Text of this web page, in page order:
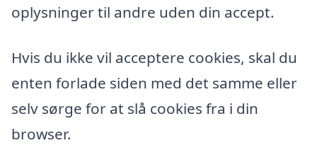
oplysninger til andre uden din accept.
Hvis du ikke vil acceptere cookies, skal du
enten forlade siden med det samme eller
selv sørge for at slå cookies fra i din
browser.